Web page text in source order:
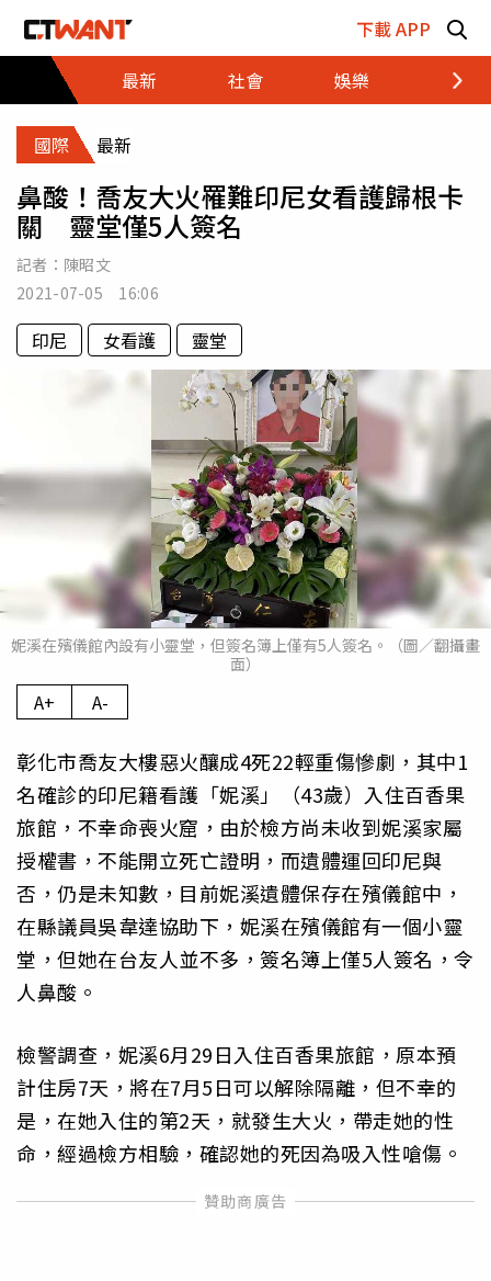
下載 APP
最新
社會 娛樂 財經
國際 最新
鼻酸！喬友大火罹難印尼女看護歸根卡
關 靈堂僅5人簽名
記者： 陳昭文
2021-07-05 16:06
印尼 女看護 靈堂
妮溪在殯儀館內設有小靈堂，但簽名簿上僅有5人簽名。（圖／翻攝畫
面）
A+ A-
彰化市喬友大樓惡火釀成4死22輕重傷慘劇，其中1
名確診的印尼籍看護「妮溪」（43歲）入住百香果
旅館，不幸命喪火窟，由於檢方尚未收到妮溪家屬
授權書，不能開立死亡證明，而遺體運回印尼與
否，仍是未知數，目前妮溪遺體保存在殯儀館中，
在縣議員吳韋達協助下，妮溪在殯儀館有一個小靈
堂，但她在台友人並不多，簽名簿上僅5人簽名，令
人鼻酸。
檢警調查，妮溪6月29日入住百香果旅館，原本預
計住房7天，將在7月5日可以解除隔離，但不幸的
是，在她入住的第2天，就發生大火，帶走她的性
命，經過檢方相驗，確認她的死因為吸入性嗆傷。